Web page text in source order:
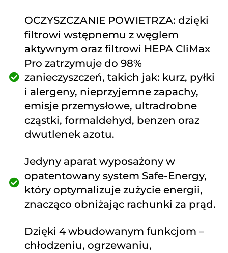
OCZYSZCZANIE POWIETRZA: dzięki
filtrowi wstępnemu z węglem
aktywnym oraz filtrowi HEPA CliMax
Pro zatrzymuje do 98%
zanieczyszczeń, takich jak: kurz, pyłki
i alergeny, nieprzyjemne zapachy,
emisje przemysłowe, ultradrobne
cząstki, formaldehyd, benzen oraz
dwutlenek azotu.
Jedyny aparat wyposażony w
opatentowany system Safe-Energy,
który optymalizuje zużycie energii,
znacząco obniżając rachunki za prąd.
Dzięki 4 wbudowanym funkcjom –
chłodzeniu, ogrzewaniu,